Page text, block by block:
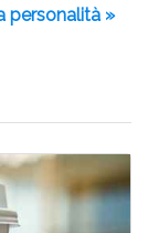
personalità »